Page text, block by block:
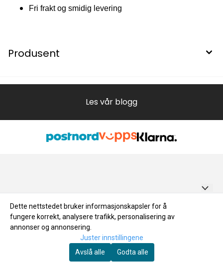
Fri frakt og smidig levering
Produsent
Les vår blogg
BYGGMERE.NO AS
Smalvollveien 63 C, 0667 OSLO
0667 Oslo
Org. nr. 924593474
Bruksanvisning for badestamp
Blogg
Personvern
Salgsbetingelser
Bruksanvisning for badestamp
Kontakt oss
Registrer deg for å motta nyheter og tilbud!
Dette nettstedet bruker informasjonskapsler for å
fungere korrekt, analysere trafikk, personalisering av
annonser og annonsering.
Juster innstillingene
Avslå alle
Godta alle